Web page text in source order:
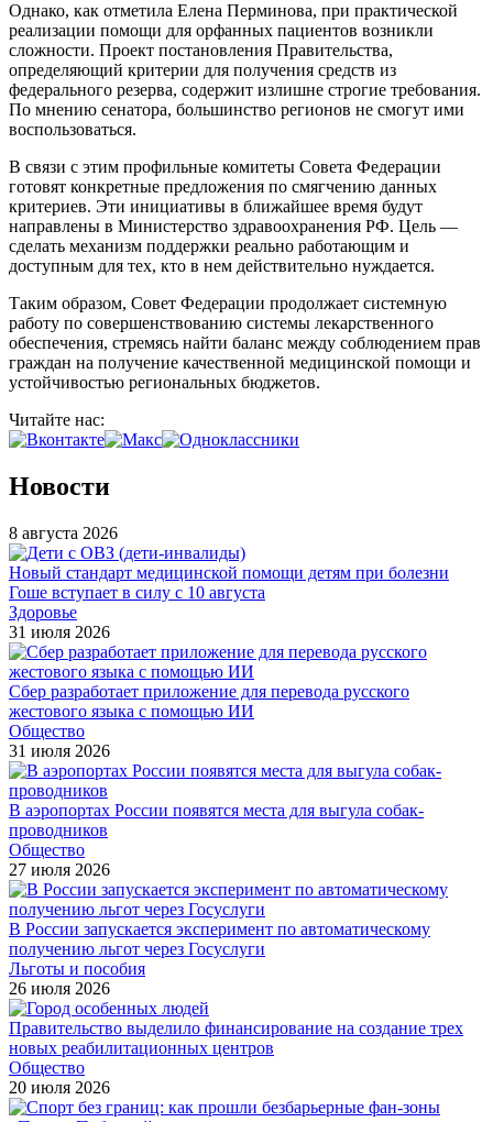
Однако, как отметила Елена Перминова, при практической
реализации помощи для орфанных пациентов возникли
сложности. Проект постановления Правительства,
определяющий критерии для получения средств из
федерального резерва, содержит излишне строгие требования.
По мнению сенатора, большинство регионов не смогут ими
воспользоваться.
В связи с этим профильные комитеты Совета Федерации
готовят конкретные предложения по смягчению данных
критериев. Эти инициативы в ближайшее время будут
направлены в Министерство здравоохранения РФ. Цель —
сделать механизм поддержки реально работающим и
доступным для тех, кто в нем действительно нуждается.
Таким образом, Совет Федерации продолжает системную
работу по совершенствованию системы лекарственного
обеспечения, стремясь найти баланс между соблюдением прав
граждан на получение качественной медицинской помощи и
устойчивостью региональных бюджетов.
Читайте нас:
Новости
8 августа 2026
Новый стандарт медицинской помощи детям при болезни
Гоше вступает в силу с 10 августа
Здоровье
31 июля 2026
Сбер разработает приложение для перевода русского
жестового языка с помощью ИИ
Общество
31 июля 2026
В аэропортах России появятся места для выгула собак-
проводников
Общество
27 июля 2026
В России запускается эксперимент по автоматическому
получению льгот через Госуслуги
Льготы и пособия
26 июля 2026
Правительство выделило финансирование на создание трех
новых реабилитационных центров
Общество
20 июля 2026